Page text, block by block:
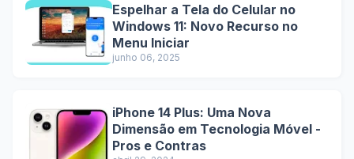
Espelhar a Tela do Celular no
Windows 11: Novo Recurso no
Menu Iniciar
junho 06, 2025
iPhone 14 Plus: Uma Nova
Dimensão em Tecnologia Móvel -
Pros e Contras